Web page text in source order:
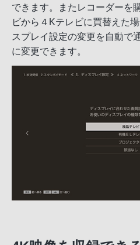
できます。またレコーダーを
ビから４Kテレビに買替えた
スプレイ設定の変更を自動で
に変更できます。